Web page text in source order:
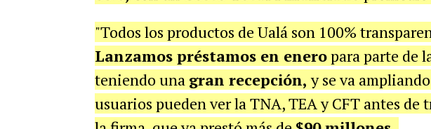
"Todos los productos de Ualá son 100%
Lanzamos préstamos en eneropara parte de
teniendo una gran recepción, y se va
usuarios pueden ver la TNA, TEA y CFT antes